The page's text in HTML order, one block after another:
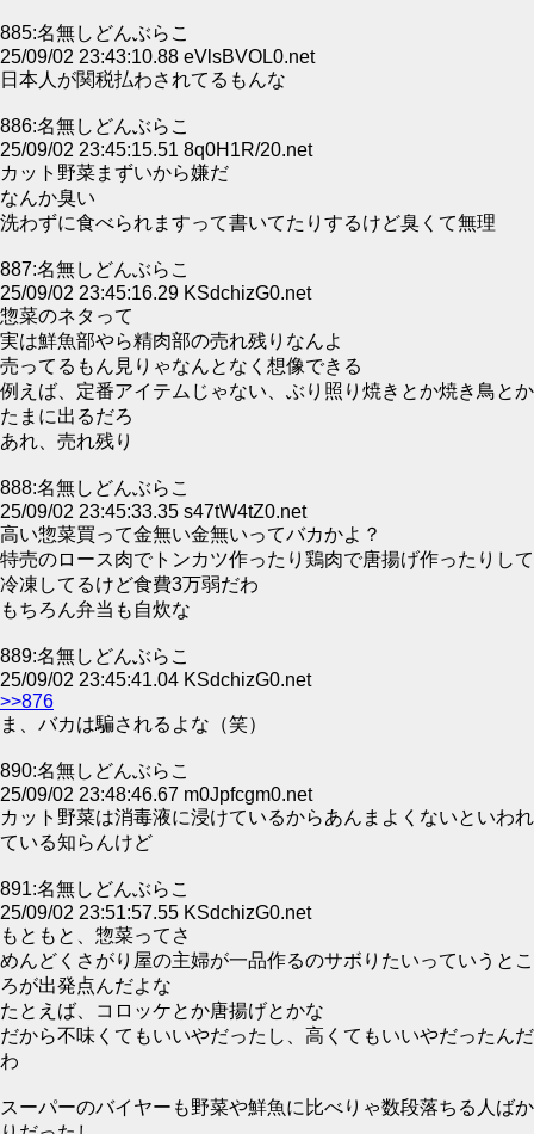
885:名無しどんぶらこ
25/09/02 23:43:10.88 eVlsBVOL0.net
日本人が関税払わされてるもんな
886:名無しどんぶらこ
25/09/02 23:45:15.51 8q0H1R/20.net
カット野菜まずいから嫌だ
なんか臭い
洗わずに食べられますって書いてたりするけど臭くて無理
887:名無しどんぶらこ
25/09/02 23:45:16.29 KSdchizG0.net
惣菜のネタって
実は鮮魚部やら精肉部の売れ残りなんよ
売ってるもん見りゃなんとなく想像できる
例えば、定番アイテムじゃない、ぶり照り焼きとか焼き鳥とか
たまに出るだろ
あれ、売れ残り
888:名無しどんぶらこ
25/09/02 23:45:33.35 s47tW4tZ0.net
高い惣菜買って金無い金無いってバカかよ？
特売のロース肉でトンカツ作ったり鶏肉で唐揚げ作ったりして
冷凍してるけど食費3万弱だわ
もちろん弁当も自炊な
889:名無しどんぶらこ
25/09/02 23:45:41.04 KSdchizG0.net
>>876
ま、バカは騙されるよな（笑）
890:名無しどんぶらこ
25/09/02 23:48:46.67 m0Jpfcgm0.net
カット野菜は消毒液に浸けているからあんまよくないといわれ
ている知らんけど
891:名無しどんぶらこ
25/09/02 23:51:57.55 KSdchizG0.net
もともと、惣菜ってさ
めんどくさがり屋の主婦が一品作るのサボりたいっていうとこ
ろが出発点んだよな
たとえば、コロッケとか唐揚げとかな
だから不味くてもいいやだったし、高くてもいいやだったんだ
わ
スーパーのバイヤーも野菜や鮮魚に比べりゃ数段落ちる人ばか